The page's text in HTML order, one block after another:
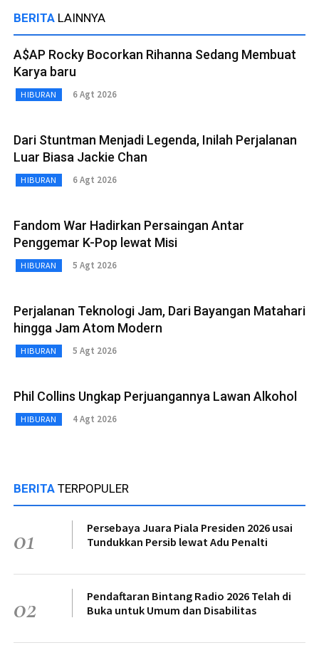
BERITA LAINNYA
A$AP Rocky Bocorkan Rihanna Sedang Membuat
Karya baru
HIBURAN 6 Agt 2026
Dari Stuntman Menjadi Legenda, Inilah Perjalanan
Luar Biasa Jackie Chan
HIBURAN 6 Agt 2026
Fandom War Hadirkan Persaingan Antar
Penggemar K-Pop lewat Misi
HIBURAN 5 Agt 2026
Perjalanan Teknologi Jam, Dari Bayangan Matahari
hingga Jam Atom Modern
HIBURAN 5 Agt 2026
Phil Collins Ungkap Perjuangannya Lawan Alkohol
HIBURAN 4 Agt 2026
BERITA TERPOPULER
01
Persebaya Juara Piala Presiden 2026 usai
Tundukkan Persib lewat Adu Penalti
02
Pendaftaran Bintang Radio 2026 Telah di
Buka untuk Umum dan Disabilitas